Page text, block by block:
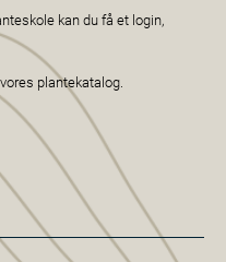
kan du få et login,
plantekatalog.